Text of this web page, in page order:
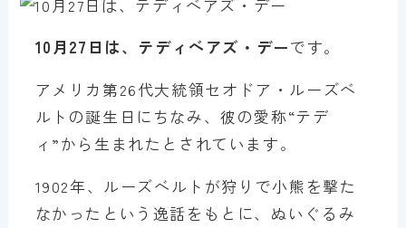
10月27日は、テディベアズ・デーです。
アメリカ第26代大統領セオドア・ルーズベ
ルトの誕生日にちなみ、彼の愛称“テデ
ィ”から生まれたとされています。
1902年、ルーズベルトが狩りで小熊を撃た
なかったという逸話をもとに、ぬいぐるみ